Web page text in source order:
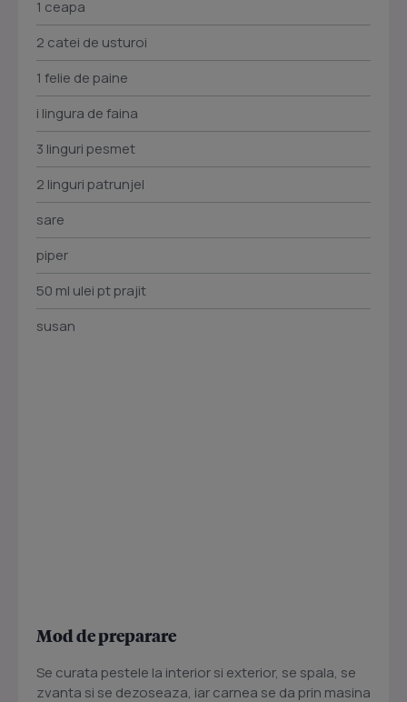
1 ceapa
2 catei de usturoi
1 felie de paine
i lingura de faina
3 linguri pesmet
2 linguri patrunjel
sare
piper
50 ml ulei pt prajit
susan
Mod de preparare
Se curata pestele la interior si exterior, se spala, se
zvanta si se dezoseaza, iar carnea se da prin masina